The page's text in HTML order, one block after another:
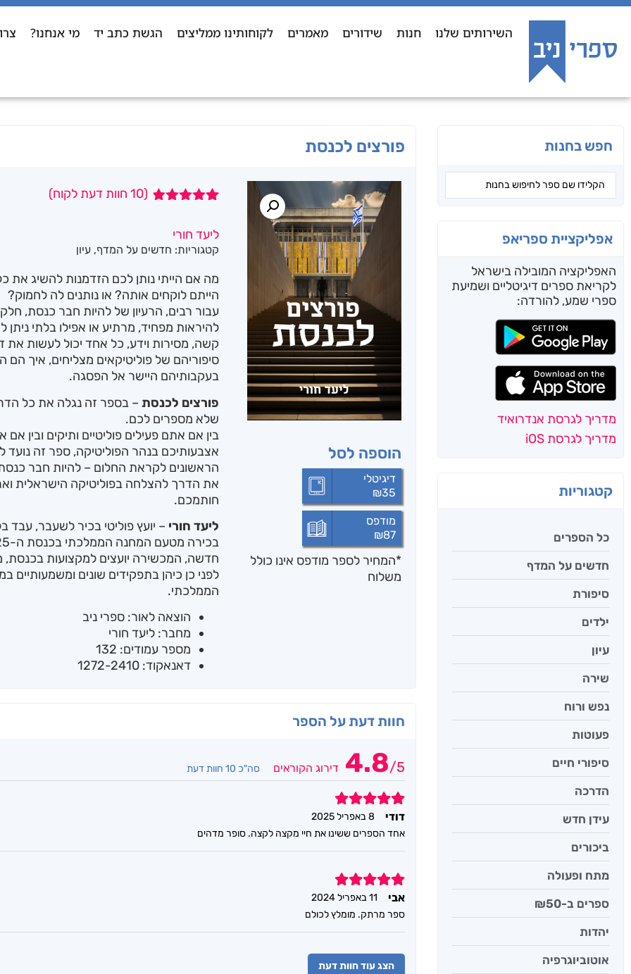
השירותים שלנו חנות שידורים מאמרים לקוחותינו ממליצים הגשת כתב יד מי אנחנו?
חפש בחנות
אפליקציית ספריאפ
האפליקציה המובילה בישראל
לקריאת ספרים דיגיטליים ושמיעת
ספרי שמע, להורדה:
מדריך לגרסת אנדרואיד
מדריך לגרסת iOS
קטגוריות
כל הספרים
חדשים על המדף
סיפורת
ילדים
עיון
שירה
נפש ורוח
פעוטות
סיפורי חיים
הדרכה
עידן חדש
ביכורים
מתח ופעולה
ספרים ב-₪50
יהדות
אוטוביוגרפיה
פורצים לכנסת
הוספה לסל
דיגיטלי
₪35
מודפס
₪87
*המחיר לספר מודפס אינו כולל
משלוח
5 מבוסס על
דירוגים של
(
10 חוות דעת לקוח)
ליעד חורי
קטגוריות: חדשים על המדף, עיון
מה אם הייתי נותן לכם הזדמנות להשיג
הייתם לוקחים אותה? או נותנים לה לחמוק?
עבור רבים, הרעיון של להיות חבר כנסת,
להיראות מפחיד, מרתיע או אפילו בלתי
קשה, מסירות וידע, כל אחד יכול לעשות
סיפוריהם של פוליטיקאים מצליחים, איך הם
בעקבותיהם היישר אל הפסגה.
פורצים לכנסת– בספר זה נגלה את כל
שלא מספרים לכם.
בין אם אתם פעילים פוליטיים ותיקים ובין
אצבעותיכם בנהר הפוליטיקה, ספר זה
הראשונים לקראת החלום – להיות חבר
את הדרך להצלחה בפוליטיקה הישראלית
חותמכם.
ליעד חורי – יועץ פוליטי בכיר לשעבר,
חדשה, המכשירה יועצים למקצועות בכנסת,
לפני כן כיהן בתפקידים שונים
הממלכתי.
הוצאה לאור: ספרי ניב
מחבר: ליעד חורי
מספר עמודים: 132
דאנאקוד: 1272-2410
חוות דעת על הספר
4.8/5 דירוג הקוראים סה"כ 10 חוות דעת
5
דודי
8 באפריל 2025
אחד הספרים ששינו את חיי מקצה לקצה. סופר מדהים
5
אבי
11 באפריל 2024
ספר מרתק. מומלץ לכולם
הצג עוד חוות דעת